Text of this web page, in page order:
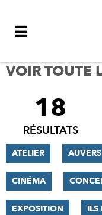
VOIR TOUTE
FILTRER
RÉSULTATS
18
RÉSULTATS
ATELIER
CINÉMA
EXPOSITION ILS